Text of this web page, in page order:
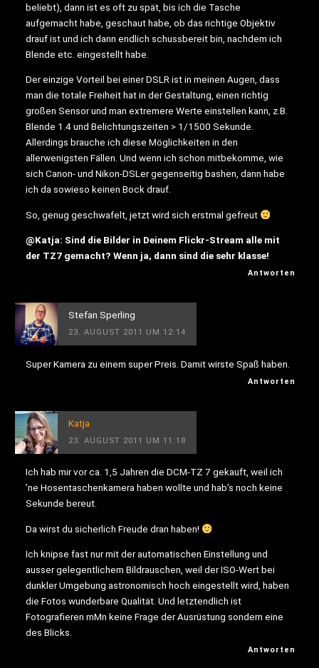
beliebt), dann ist es oft zu spät, bis ich die Tasche
aufgemacht habe, geschaut habe, ob das richtige Objektiv
drauf ist und ich dann endlich schussbereit bin, nachdem ich
Blende etc. eingestellt habe.
Der einzige Vorteil bei einer DSLR ist in meinen Augen, dass
man die totale Freiheit hat in der Gestaltung, einen richtig
großen Sensor und man extremere Werte einstellen kann, z.B.
Blende 1.4 und Belichtungszeiten > 1/1500 Sekunde.
Allerdings brauche ich diese Möglichkeiten in den
allerwenigsten Fällen. Und wenn ich schon mitbekomme, wie
sich Canon- und Nikon-DSLer gegenseitig bashen, dann habe
ich da sowieso keinen Bock drauf.
So, genug geschwafelt, jetzt wird sich erstmal gefreut
@Katja: Sind die Bilder in Deinem Flickr-Stream alle mit
der TZ7 gemacht? Wenn ja, dann sind die sehr klasse!
Antworten
Stefan Sperling
23. AUGUST 2011 UM 12:14
Super Kamera zu einem super Preis. Damit wirste Spaß haben.
Antworten
Katja
23. AUGUST 2011 UM 11:18
Ich hab mir vor ca. 1,5 Jahren die DCM-TZ 7 gekauft, weil ich
’ne Hosentaschenkamera haben wollte und hab’s noch keine
Sekunde bereut.
Da wirst du sicherlich Freude dran haben!
Ich knipse fast nur mit der automatischen Einstellung und
ausser gelegentlichem Bildrauschen, weil der ISO-Wert bei
dunkler Umgebung astronomisch hoch eingestellt wird, haben
die Fotos wunderbare Qualität. Und letztendlich ist
Fotografieren mMn keine Frage der Ausrüstung sondern eine
des Blicks.
Antworten